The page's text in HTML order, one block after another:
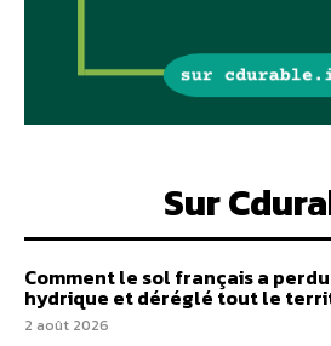
Sur
Comment le sol français a
hydrique et déréglé tout le
2 août 2026